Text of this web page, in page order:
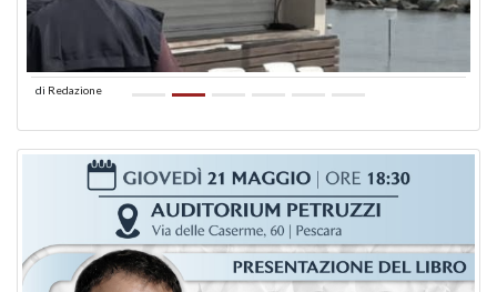
di Redazione